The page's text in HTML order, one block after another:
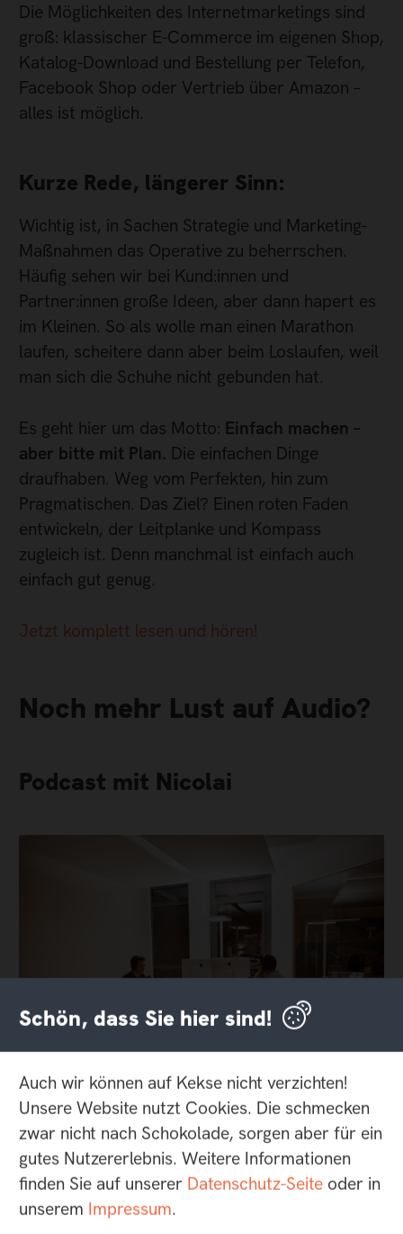
Die Möglichkeiten des Internetmarketings sind
groß: klassischer E-Commerce im eigenen Shop,
Katalog-Download und Bestellung per Telefon,
Facebook Shop oder Vertrieb über Amazon –
alles ist möglich.
Kurze Rede, längerer Sinn:
Wichtig ist, in Sachen Strategie und Marketing-
Maßnahmen das Operative zu beherrschen.
Häufig sehen wir bei Kund:innen und
Partner:innen große Ideen, aber dann hapert es
im Kleinen. So als wolle man einen Marathon
laufen, scheitere dann aber beim Loslaufen, weil
man sich die Schuhe nicht gebunden hat.
Es geht hier um das Motto: Einfach machen –
aber bitte mit Plan. Die einfachen Dinge
draufhaben. Weg vom Perfekten, hin zum
Pragmatischen. Das Ziel? Einen roten Faden
entwickeln, der Leitplanke und Kompass
zugleich ist. Denn manchmal ist einfach auch
einfach gut genug.
Jetzt komplett lesen und hören!
Noch mehr Lust auf Audio?
Podcast mit Nicolai
Wo wir gerade davon sprachen, allen möglichen
Trends (hustClubhousehust) hinterherzulaufen:
Wenn Clubhouse ein flüchtiger Flirt ist, dann
Schön, dass Sie hier sind!
Auch wir können auf Kekse nicht verzichten!
Unsere Website nutzt Cookies. Die schmecken
zwar nicht nach Schokolade, sorgen aber für ein
gutes Nutzererlebnis. Weitere Informationen
finden Sie auf unserer Datenschutz-Seite oder in
unserem Impressum.